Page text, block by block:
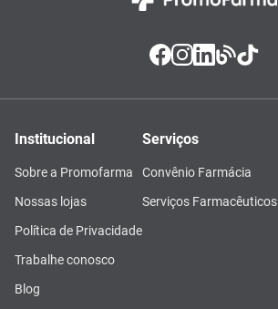
Institucional
Sobre a Promofarma
Nossas lojas
Política de Privacidade
Trabalhe conosco
Blog
Serviços
Convênio Farmácia
Serviços Farmacêuticos